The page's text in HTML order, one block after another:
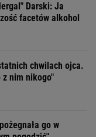
Darski: Ja
facetów alkohol
chwilach ojca.
z nim nikogo"
go w